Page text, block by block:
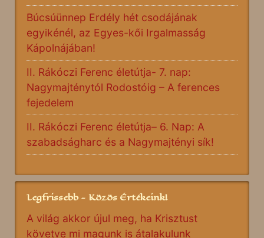
Búcsúünnep Erdély hét csodájának
egyikénél, az Egyes-kői Irgalmasság
Kápolnájában!
II. Rákóczi Ferenc életútja- 7. nap:
Nagymajténytól Rodostóig – A ferences
fejedelem
II. Rákóczi Ferenc életútja– 6. Nap: A
szabadságharc és a Nagymajtényi sík!
Legfrissebb - Közös Értékeink!
A világ akkor újul meg, ha Krisztust
követve mi magunk is átalakulunk